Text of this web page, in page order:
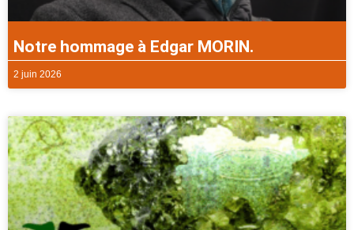
Notre hommage à Edgar MORIN.
2 juin 2026